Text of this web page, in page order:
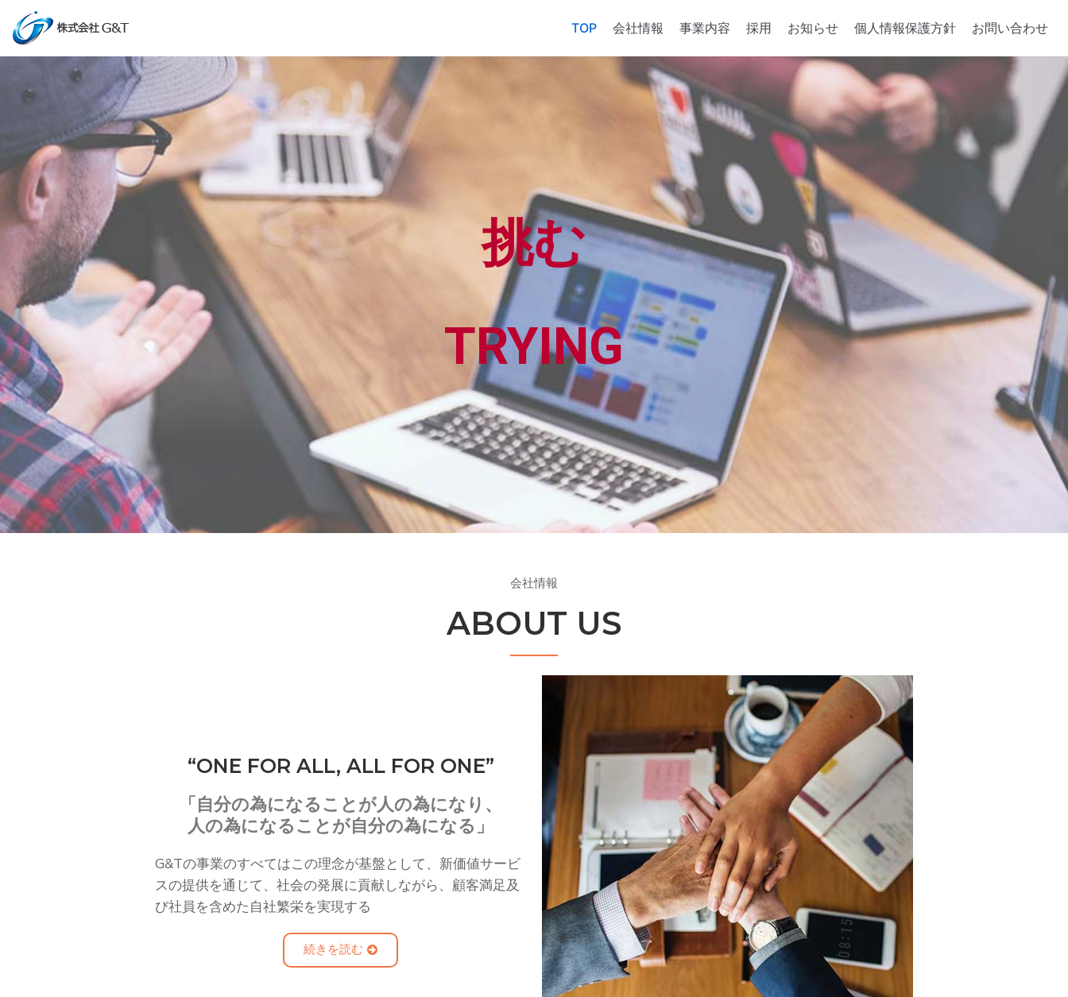
コ
ン
テ
キ
プ
TOP 会社情報 事業内容 採用 お知らせ 個人情報保護方針 お問い合わせ
創る
CREATING
会社情報
ABOUT US
“ONE FOR ALL, ALL FOR ONE​”
「自分の為になることが人の為になり、
人の為になることが自分の為になる」
G&Tの事業のすべてはこの理念が基盤として、新価値サービ
スの提供を通じて、社会の発展に貢献しながら、顧客満足及
び社員を含めた自社繁栄を実現する
続きを読む